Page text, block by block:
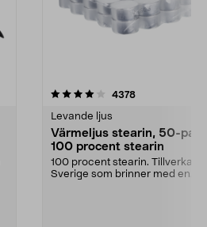
4378recensioner
Levande ljus
Värmeljus stearin, 50-pack,
100 procent stearin
100 procent stearin. Tillverkade i
Sverige som brinner med en
4.5av 5 stjärnor